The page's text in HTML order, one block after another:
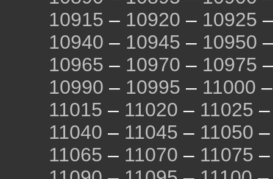
10915 – 10920 – 10925
10940 – 10945 – 10950
10965 – 10970 – 10975
10990 – 10995 – 11000
11015 – 11020 – 11025
11040 – 11045 – 11050
11065 – 11070 – 11075